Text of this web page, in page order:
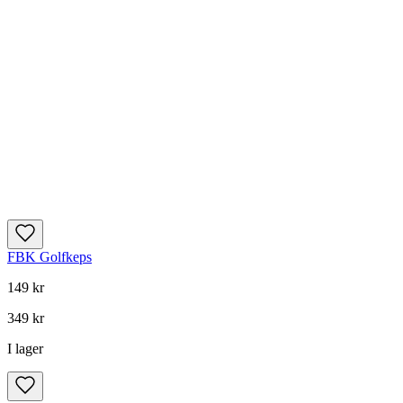
FBK Golfkeps
149 kr
349 kr
I lager